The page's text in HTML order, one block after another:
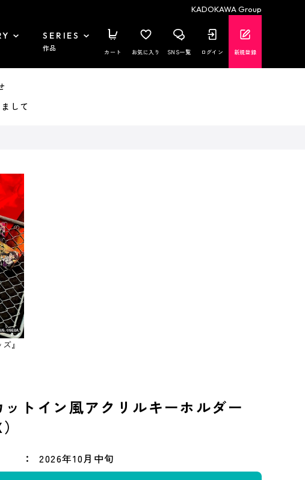
KADOKAWA Group
SERIES
作品 カート お気に入り SNS一覧 ログイン 新規登録
して
』
ットイン風アクリルキーホルダー
2026年10月中旬